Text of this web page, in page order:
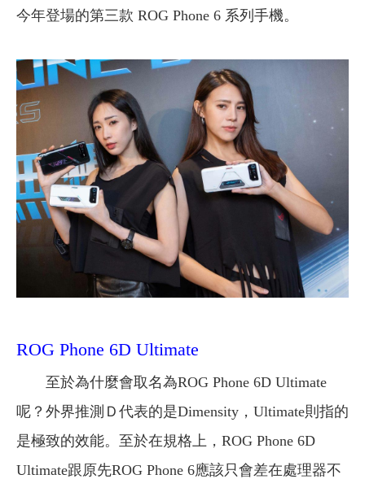
今年登場的第三款 ROG Phone 6 系列手機。
ROG Phone 6D Ultimate
至於為什麼會取名為ROG Phone 6D Ultimate
呢？外界推測Ｄ代表的是Dimensity，Ultimate則指的
是極致的效能。至於在規格上，ROG Phone 6D
Ultimate跟原先ROG Phone 6應該只會差在處理器不